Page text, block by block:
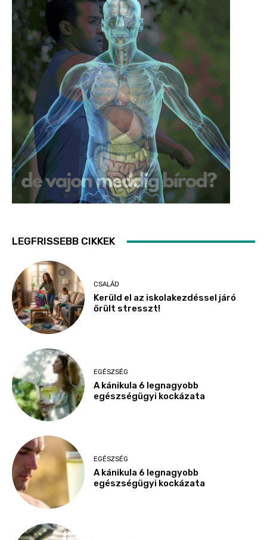
LEGFRISSEBB CIKKEK
CSALÁD
Kerüld el az iskolakezdéssel járó
őrült stresszt!
EGÉSZSÉG
A kánikula 6 legnagyobb
egészségügyi kockázata
EGÉSZSÉG
A kánikula 6 legnagyobb
egészségügyi kockázata